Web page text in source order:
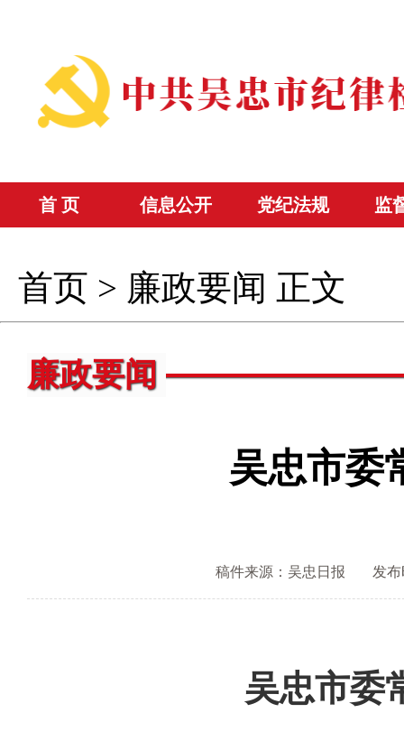
首 页 信息公开 党纪法规 监
首页 > 廉政要闻 正文
廉政要闻
吴忠市委
稿件来源：吴忠日报 发布
吴忠市委